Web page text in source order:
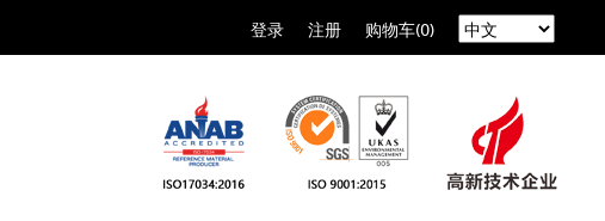
登录 注册 购物车(0)